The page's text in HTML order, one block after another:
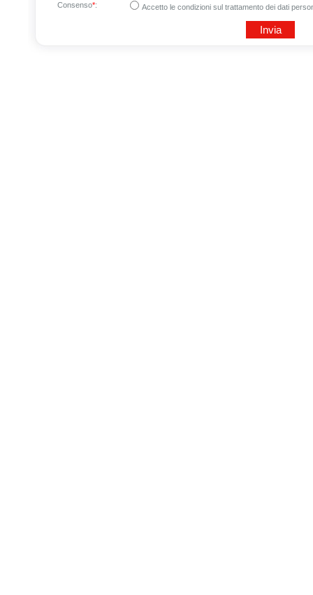
Consenso*: Accetto le condizioni sul trattamento dei dati